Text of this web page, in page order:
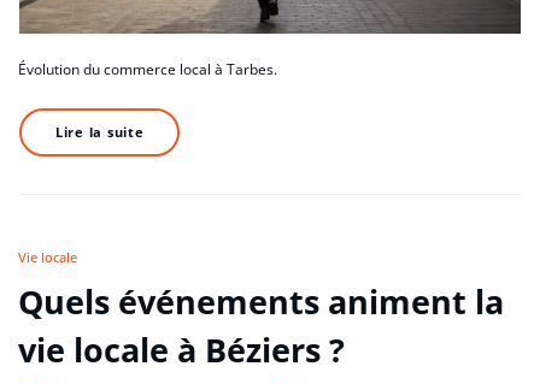
Évolution du commerce local à Tarbes.
Lire la suite
Vie locale
Quels événements animent la
vie locale à Béziers ?